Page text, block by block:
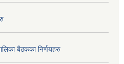
बैठकका निर्णयहरु